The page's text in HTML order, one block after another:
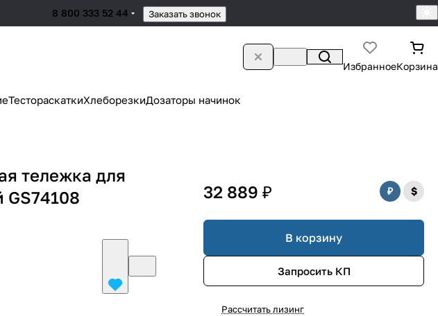
8 800 333 52 44 Заказать звонок
ИзбранноеКорзина
ТестораскаткиХлеборезкиДозаторы начинок
тележка для
GS74108
32 889 ₽
В корзину
Запросить КП
Рассчитать лизинг